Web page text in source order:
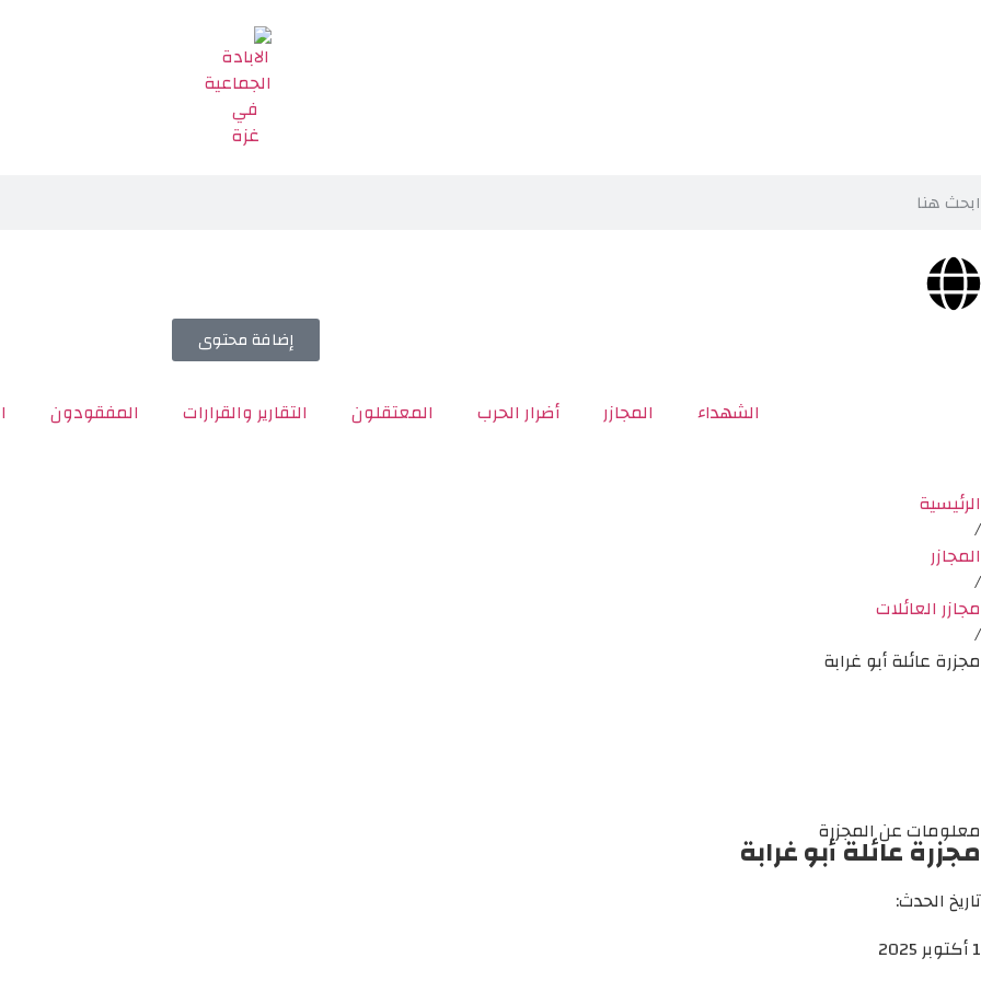
إضافة محتوى
الشهداء المجازر أضرار الحرب المعتقلون التقارير والقرارات المفقودون
الرئيسية
/
المجازر
/
مجازر العائلات
/
مجزرة عائلة أبو غرابة
معلومات عن المجزرة
مجزرة عائلة أبو غرابة
تاريخ الحدث:
1 أكتوبر 2025